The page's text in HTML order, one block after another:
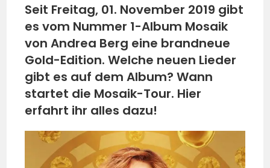
Seit Freitag, 01. November 2019 gibt
es vom Nummer 1-Album Mosaik
von Andrea Berg eine brandneue
Gold-Edition. Welche neuen Lieder
gibt es auf dem Album? Wann
startet die Mosaik-Tour. Hier
erfahrt ihr alles dazu!